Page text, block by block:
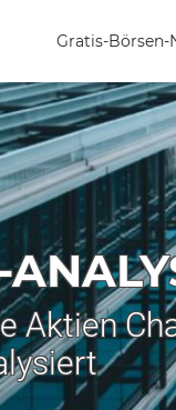
Gratis-Börsen-
Aktien